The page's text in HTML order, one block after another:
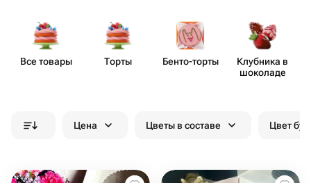
Все товары Торты Бенто​-торты
Клубника в
шоколаде
Цена Цветы в составе Цвет